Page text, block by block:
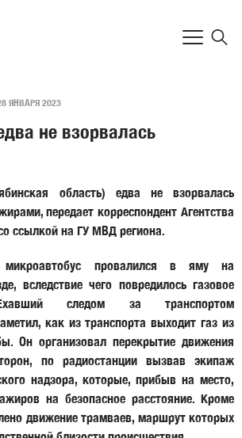
ЯНВАРЯ 2023
не взорвалась
область) едва не взорвалась
передает корреспондент Агентства
ссылкой на ГУ МВД региона.
провалился в яму на
вследствие чего повредилось газовое
следом за транспортом
как из транспорта выходит газ из
Он организовал перекрытие движения
по радиостанции вызвав экипаж
надзора, которые, прибыв на место,
на безопасное расстояние. Кроме
движение трамваев, маршрут которых